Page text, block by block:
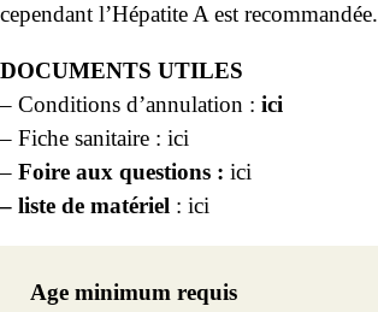
cependant l’Hépatite A est recommandée.
DOCUMENTS UTILES
– Conditions d’annulation : ici
– Fiche sanitaire : ici
– Foire aux questions : ici
– liste de matériel : ici
Age minimum requis